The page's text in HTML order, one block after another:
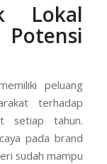
Lokal
peluang
terhadap
setiap tahun.
pada brand
sudah mampu